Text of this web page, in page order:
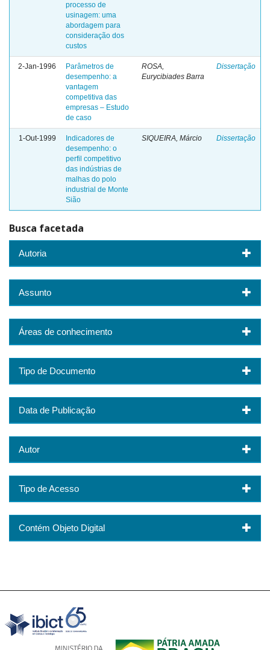
processo de
usinagem: uma
abordagem para
consideração dos
custos
2-Jan-1996
Parâmetros de
desempenho: a
vantagem
competitiva das
empresas – Estudo
de caso
ROSA,
Eurycibiades Barra
Dissertação
1-Out-1999
Indicadores de
desempenho: o
perfil competitivo
das indústrias de
malhas do polo
industrial de Monte
Sião
SIQUEIRA, Márcio Dissertação
Busca facetada
Autoria
Assunto
Áreas de conhecimento
Tipo de Documento
Data de Publicação
Autor
Tipo de Acesso
Contém Objeto Digital